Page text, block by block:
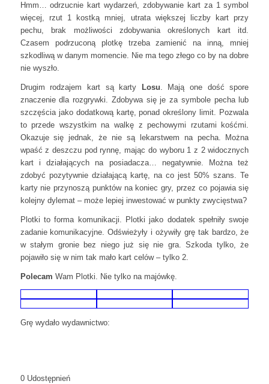
Hmm… odrzucnie kart wydarzeń, zdobywanie kart za 1 symbol
więcej, rzut 1 kostką mniej, utrata większej liczby kart przy
pechu, brak możliwości zdobywania określonych kart itd.
Czasem podrzuconą plotkę trzeba zamienić na inną, mniej
szkodliwą w danym momencie. Nie ma tego złego co by na dobre
nie wyszło.
Drugim rodzajem kart są karty Losu. Mają one dość spore
znaczenie dla rozgrywki. Zdobywa się je za symbole pecha lub
szczęścia jako dodatkową kartę, ponad określony limit. Pozwala
to przede wszystkim na walkę z pechowymi rzutami kośćmi.
Okazuje się jednak, że nie są lekarstwem na pecha. Można
wpaść z deszczu pod rynnę, mając do wyboru 1 z 2 widocznych
kart i działających na posiadacza… negatywnie. Można też
zdobyć pozytywnie działającą kartę, na co jest 50% szans. Te
karty nie przynoszą punktów na koniec gry, przez co pojawia się
kolejny dylemat – może lepiej inwestować w punkty zwycięstwa?
Plotki to forma komunikacji. Plotki jako dodatek spełniły swoje
zadanie komunikacyjne. Odświeżyły i ożywiły grę tak bardzo, że
w stałym gronie bez niego już się nie gra. Szkoda tylko, że
pojawiło się w nim tak mało kart celów – tylko 2.
Polecam Wam Plotki. Nie tylko na majówkę.
Grę wydało wydawnictwo:
0 Udostępnień